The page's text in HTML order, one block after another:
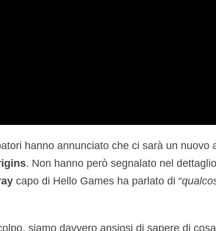
hanno annunciato che ci sarà un nuovo
. Non hanno però segnalato nel
capo di Hello Games ha parlato di “
siamo davvero ansiosi di sapere di